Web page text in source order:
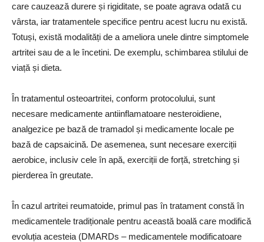
care cauzează durere și rigiditate, se poate agrava odată cu
vârsta, iar tratamentele specifice pentru acest lucru nu există.
Totuși, există modalități de a ameliora unele dintre simptomele
artritei sau de a le încetini. De exemplu, schimbarea stilului de
viață și dieta.
În tratamentul osteoartritei, conform protocolului, sunt
necesare medicamente antiinflamatoare nesteroidiene,
analgezice pe bază de tramadol și medicamente locale pe
bază de capsaicină. De asemenea, sunt necesare exerciții
aerobice, inclusiv cele în apă, exerciții de forță, stretching și
pierderea în greutate.
În cazul artritei reumatoide, primul pas în tratament constă în
medicamentele tradiționale pentru această boală care modifică
evoluția acesteia (DMARDs – medicamentele modificatoare